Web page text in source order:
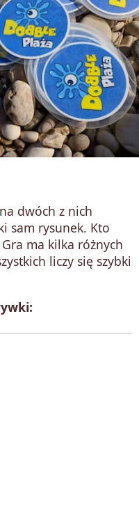
dwóch z nich
sam rysunek. Kto
ma kilka różnych
liczy się szybki